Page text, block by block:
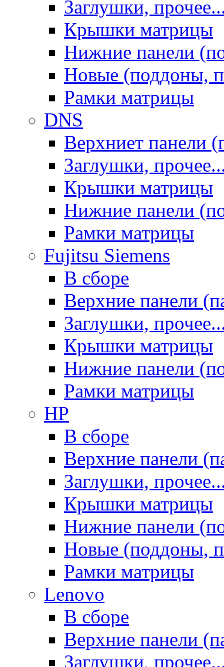
Заглушки,
Крышки матрицы
Нижние панели
Новые (поддоны,
Рамки матрицы
DNS
Верхниет панели
Заглушки,
Крышки матрицы
Нижние панели
Рамки матрицы
Fujitsu Siemens
В сборе
Верхние панели
Заглушки,
Крышки матрицы
Нижние панели
Рамки матрицы
HP
В сборе
Верхние панели
Заглушки,
Крышки матрицы
Нижние панели
Новые (поддоны,
Рамки матрицы
Lenovo
В сборе
Верхние панели
Заглушки,